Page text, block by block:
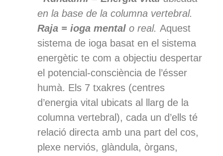
en la base de la columna vertebral.
Raja = ioga mental o real. Aquest
sistema de ioga basat en el sistema
energètic te com a objectiu despertar
el potencial-consciència de l’ésser
humà. Els 7 txakres (centres
d’energia vital ubicats al llarg de la
columna vertebral), cada un d’ells té
relació directa amb una part del cos,
plexe nerviós, glàndula, òrgans,